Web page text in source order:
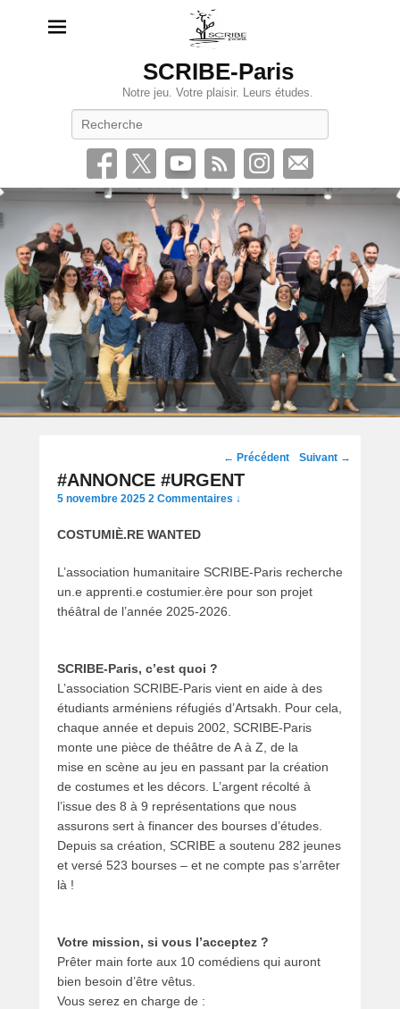
SCRIBE-Paris
Notre jeu. Votre plaisir. Leurs études.
Navigation
des
posts
← Précédent Suivant →
#ANNONCE #URGENT
5 novembre 2025 2 Commentaires ↓
COSTUMIÈ.RE WANTED
L’association humanitaire SCRIBE-Paris recherche
un.e apprenti.e costumier.ère pour son projet
théâtral de l’année 2025-2026.
SCRIBE-Paris, c’est quoi ?
L’association SCRIBE-Paris vient en aide à des
étudiants arméniens réfugiés d’Artsakh. Pour cela,
chaque année et depuis 2002, SCRIBE-Paris
monte une pièce de théâtre de A à Z, de la
mise en scène au jeu en passant par la création
de costumes et les décors. L’argent récolté à
l’issue des 8 à 9 représentations que nous
assurons sert à financer des bourses d’études.
Depuis sa création, SCRIBE a soutenu 282 jeunes
et versé 523 bourses – et ne compte pas s’arrêter
là !
Votre mission, si vous l’acceptez ?
Prêter main forte aux 10 comédiens qui auront
bien besoin d’être vêtus.
Vous serez en charge de :